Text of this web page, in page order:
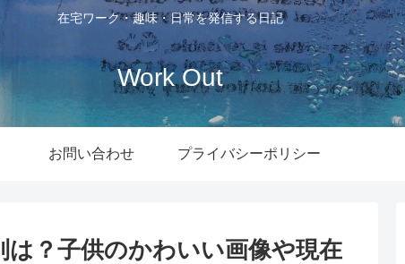
在宅ワーク・趣味・日常を発信する日記
Work Out
お問い合わせ プライバシーポリシー
？子供のかわいい画像や現在